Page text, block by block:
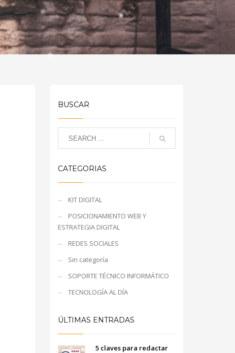
BUSCAR
CATEGORIAS
KIT DIGITAL
POSICIONAMIENTO WEB Y
ESTRATEGIA DIGITAL
REDES SOCIALES
Sin categoría
SOPORTE TÉCNICO INFORMÁTICO
TECNOLOGÍA AL DÍA
ÚLTIMAS ENTRADAS
5 claves para redactar